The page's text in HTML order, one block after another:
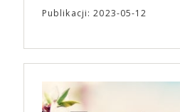
Publikacji: 2023-05-12